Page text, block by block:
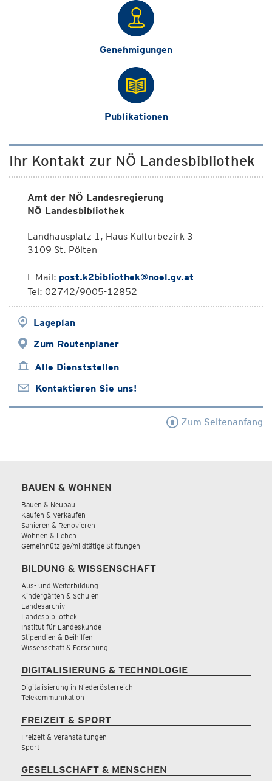
Genehmigungen
Publikationen
Ihr Kontakt zur NÖ Landesbibliothek
Amt der NÖ Landesregierung
NÖ Landesbibliothek
Landhausplatz 1, Haus Kulturbezirk 3
3109 St. Pölten
E-Mail: post.k2bibliothek@noel.gv.at
Tel: 02742/9005-12852
Lageplan
Zum Routenplaner
Alle Dienststellen
Kontaktieren Sie uns!
Zum Seitenanfang
BAUEN & WOHNEN
Bauen & Neubau
Kaufen & Verkaufen
Sanieren & Renovieren
Wohnen & Leben
Gemeinnützige/mildtätige Stiftungen
BILDUNG & WISSENSCHAFT
Aus- und Weiterbildung
Kindergärten & Schulen
Landesarchiv
Landesbibliothek
Institut für Landeskunde
Stipendien & Beihilfen
Wissenschaft & Forschung
DIGITALISIERUNG & TECHNOLOGIE
Digitalisierung in Niederösterreich
Telekommunikation
FREIZEIT & SPORT
Freizeit & Veranstaltungen
Sport
GESELLSCHAFT & MENSCHEN